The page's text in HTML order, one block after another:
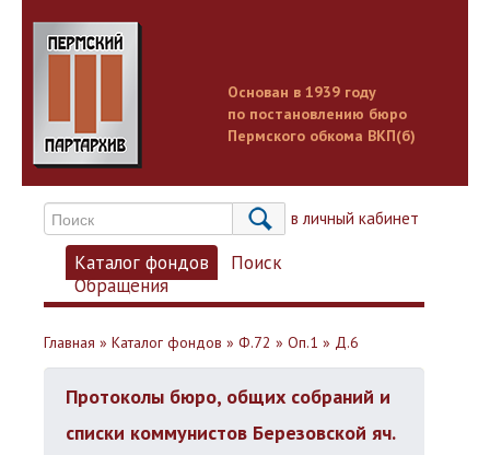
Основан в 1939 году
по постановлению бюро
Пермского обкома ВКП(б)
Вход в личный кабинет
Каталог фондов
Поиск
Обращения
Главная » Каталог фондов » Ф.72 » Оп.1 » Д.6
Протоколы бюро, общих собраний и
списки коммунистов Березовской яч.